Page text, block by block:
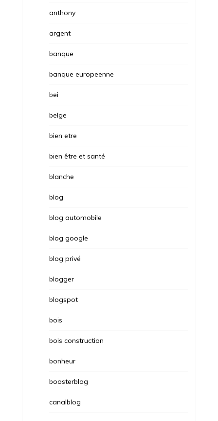
anthony
argent
banque
banque europeenne
bei
belge
bien etre
bien être et santé
blanche
blog
blog automobile
blog google
blog privé
blogger
blogspot
bois
bois construction
bonheur
boosterblog
canalblog